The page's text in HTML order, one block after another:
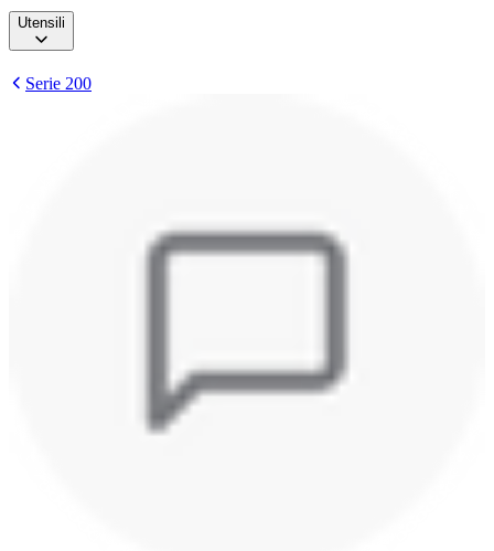
Utensili
Serie 200